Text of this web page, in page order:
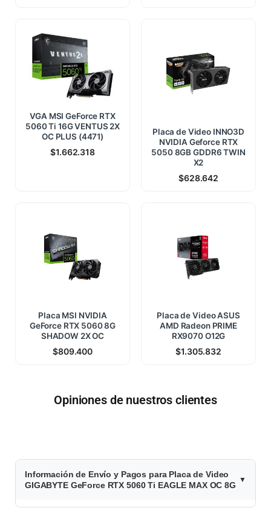
VGA MSI GeForce RTX
5060 Ti 16G VENTUS 2X
OC PLUS (4471)
$1.662.318
Placa de Video INNO3D
NVIDIA Geforce RTX
5050 8GB GDDR6 TWIN
X2
$628.642
Placa MSI NVIDIA
GeForce RTX 5060 8G
SHADOW 2X OC
$809.400
Placa de Video ASUS
AMD Radeon PRIME
RX9070 O12G
$1.305.832
Opiniones de nuestros clientes
$
9
9
Información de Envío y Pagos para Placa de Video
GIGABYTE GeForce RTX 5060 Ti EAGLE MAX OC 8G